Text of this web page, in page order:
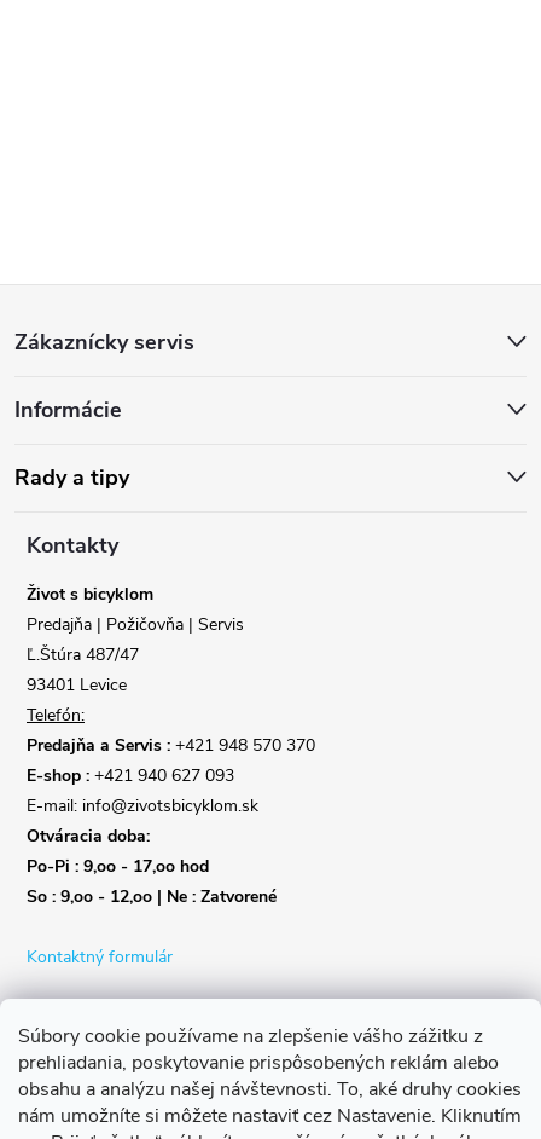
Súbory cookie používame na zlepšenie vášho zážitku z
prehliadania, poskytovanie prispôsobených reklám alebo
obsahu a analýzu našej návštevnosti. To, aké druhy cookies
nám umožníte si môžete nastaviť cez Nastavenie. Kliknutím
p
ä
Zákaznícky servis
Informácie
Rady a tipy
Kontakty
Život s bicyklom
Predajňa | Požičovňa | Servis
Ľ.Štúra 487/47
93401 Levice
Telefón:
Predajňa a Servis : +421 948 570 370
E-shop : +421 940 627 093
E-mail: info@zivotsbicyklom.sk
Otváracia doba:
Po-Pi : 9,oo - 17,oo hod
So : 9,oo - 12,oo | Ne : Zatvorené
Kontaktný formulár